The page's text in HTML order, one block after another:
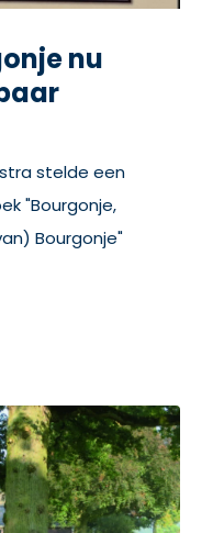
nu
stelde een
"Bourgonje,
Bourgonje"